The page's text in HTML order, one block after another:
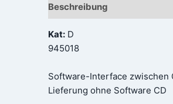
Beschreibung
Kat: D
945018
Software-Interface zwischen
Lieferung ohne Software CD